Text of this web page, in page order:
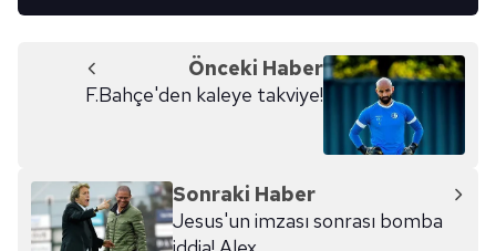
Önceki Haber
F.Bahçe'den kaleye takviye!
Sonraki Haber
Jesus'un imzası sonrası bomba